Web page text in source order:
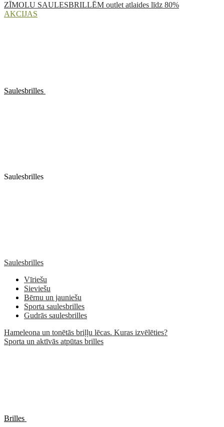
ZĪMOLU SAULESBRILLĒM outlet atlaides līdz 80%
AKCIJAS
Saulesbrilles
Saulesbrilles
Saulesbrilles
Vīriešu
Sieviešu
Bērnu un jauniešu
Sporta saulesbrilles
Gudrās saulesbrilles
Hameleona un tonētās briļļu lēcas. Kuras izvēlēties?
Sporta un aktīvās atpūtas brilles
Brilles